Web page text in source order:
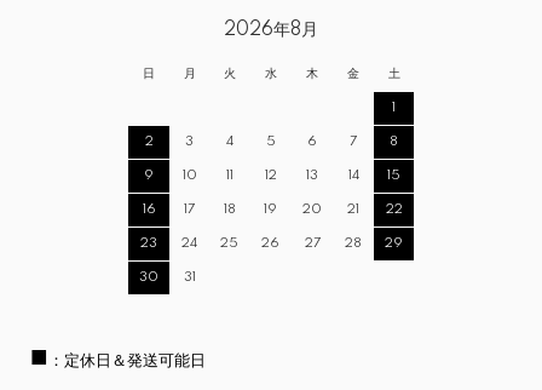
2026年8月
日 月 火 水 木 金 土
1
2 3 4 5 6 7 8
9 10 11 12 13 14 15
16 17 18 19 20 21 22
23 24 25 26 27 28 29
30 31
■ ：定休日＆発送可能日